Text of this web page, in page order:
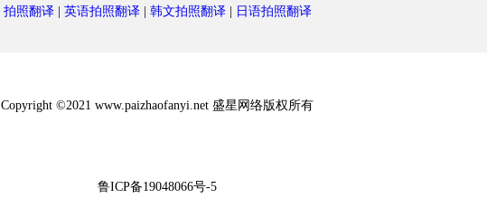
拍照翻译| 英语拍照翻译| 韩文拍照翻译| 日语拍照翻译
Copyright ©2021 www.paizhaofanyi.net 盛星网络版权所有
鲁ICP备19048066号-5